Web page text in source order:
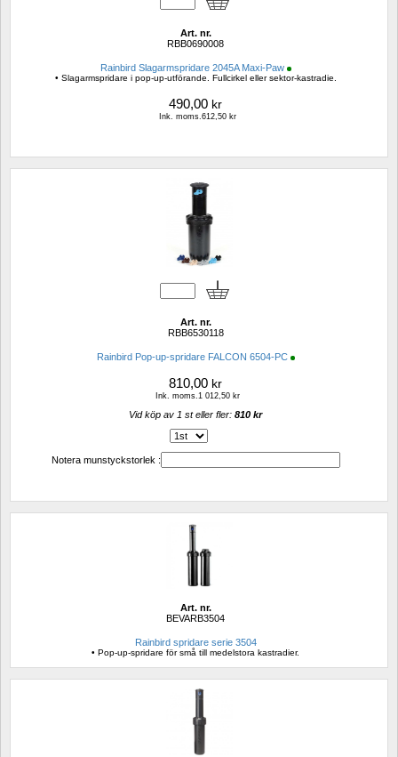
Art. nr.
RBB0690008
Rainbird Slagarmspridare 2045A Maxi-Paw
• Slagarmspridare i pop-up-utförande. Fullcirkel eller sektor-kastradie.
490,00 kr
Ink. moms.612,50 kr
Art. nr.
RBB6530118
Rainbird Pop-up-spridare FALCON 6504-PC
810,00 kr
Ink. moms.1 012,50 kr
Vid köp av 1 st eller fler: 810 kr
Notera munstyckstorlek :
Art. nr.
BEVARB3504
Rainbird spridare serie 3504
• Pop-up-spridare för små till medelstora kastradier.